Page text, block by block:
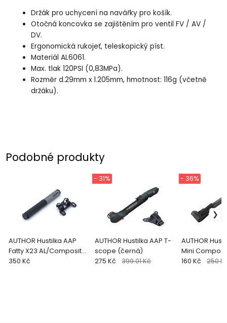
Držák pro uchycení na navářky pro košík.
Otočná koncovka se zajištěním pro ventil FV / AV /
DV.
Ergonomická rukojeť, teleskopický píst.
Materiál AL6061.
Max. tlak 120PSI (0,83MPa).
Rozměr d.29mm x l.205mm, hmotnost: 116g (včetně
držáku).
Podobné produkty
AUTHOR Hustilka AAP
Fatty X23 AL/Composite
(černá)
350 Kč
AUTHOR Hustilka AAP T-
scope (černá)
- 31%
275 Kč 399.01 Kč
AUTHOR
Mini Composite
šedá)
- 36%
160 Kč 250